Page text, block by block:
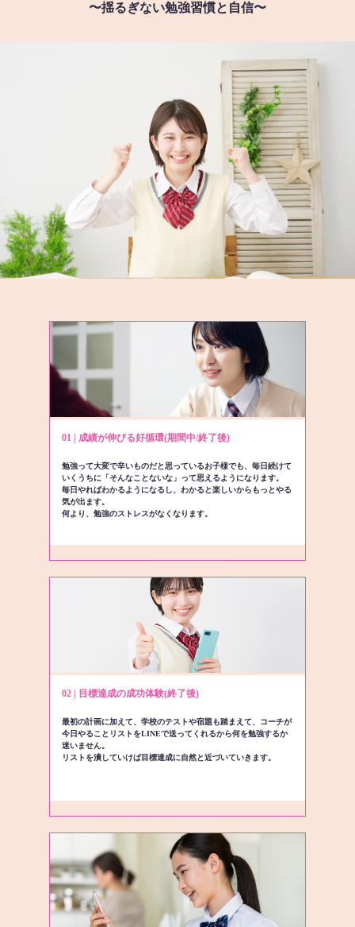
〜揺るぎない勉強習慣と自信〜
01 | 成績が伸びる好循環(期間中/終了後)
勉強って大変で辛いものだと思っているお子様でも、毎日続けて
いくうちに「そんなことないな」って思えるようになります。
毎日やればわかるようになるし、わかると楽しいからもっとやる
気が出ます。
何より、勉強のストレスがなくなります。
02 | 目標達成の成功体験(終了後)
最初の計画に加えて、学校のテストや宿題も踏まえて、コーチが
今日やることリストをLINEで送ってくれるから何を勉強するか
迷いません。
リストを潰していけば目標達成に自然と近づいていきます。